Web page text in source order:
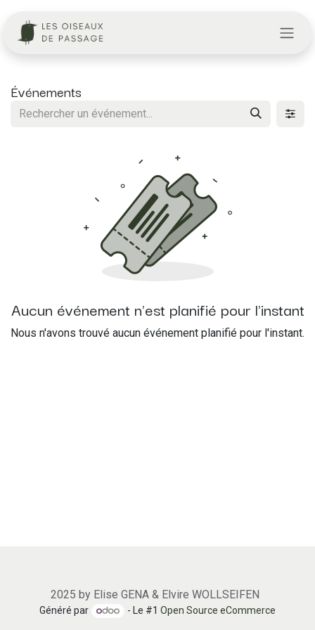
Événements
Aucun événement n'est planifié pour l'instant
Nous n'avons trouvé aucun événement planifié pour l'instant.
2025 by Elise GENA & Elvire WOLLSEIFEN
Généré par - Le #1 Open Source eCommerce